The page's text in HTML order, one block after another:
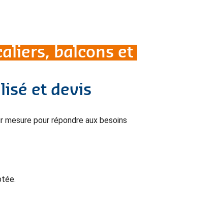
balcons et
et devis
pour répondre aux besoins